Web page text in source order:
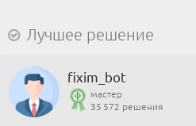
Лучшее решение
fixim_bot
мастер
35 572 решения